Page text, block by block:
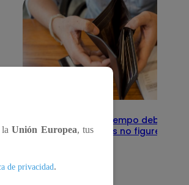
Infocorp: ¿Cuánto tiempo debe pasar
para que tus deudas no figuren en su
laUnión Europea, tus
de privacidad.